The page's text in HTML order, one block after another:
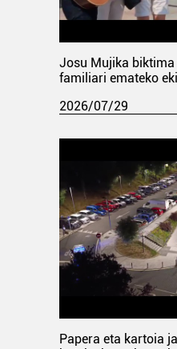
Josu Mujika
familiari emateko
2026/07/29
Papera eta kartoia